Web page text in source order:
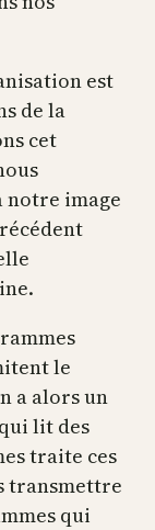
est
de la
cet
notre image
le
a alors un
lit des
traite ces
transmettre
qui